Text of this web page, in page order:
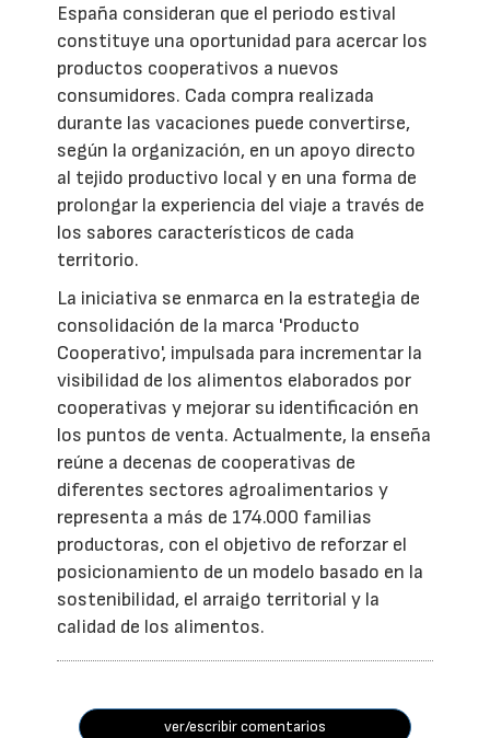
España consideran que el periodo estival
constituye una oportunidad para acercar los
productos cooperativos a nuevos
consumidores. Cada compra realizada
durante las vacaciones puede convertirse,
según la organización, en un apoyo directo
al tejido productivo local y en una forma de
prolongar la experiencia del viaje a través de
los sabores característicos de cada
territorio.
La iniciativa se enmarca en la estrategia de
consolidación de la marca 'Producto
Cooperativo', impulsada para incrementar la
visibilidad de los alimentos elaborados por
cooperativas y mejorar su identificación en
los puntos de venta. Actualmente, la enseña
reúne a decenas de cooperativas de
diferentes sectores agroalimentarios y
representa a más de 174.000 familias
productoras, con el objetivo de reforzar el
posicionamiento de un modelo basado en la
sostenibilidad, el arraigo territorial y la
calidad de los alimentos.
ver/escribir comentarios